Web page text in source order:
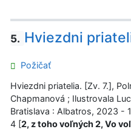
5. Hviezdni
Požičať
Hviezdni priatelia. [Zv. 7.],
Chapmanová ; Ilustrovala
Bratislava : Albatros, 2023
4 [2, z toho voľných 2, Vo